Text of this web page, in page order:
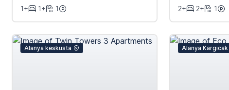
1+
1+ 1
2+
2+ 1
Alanya keskusta Alanya Kargicak